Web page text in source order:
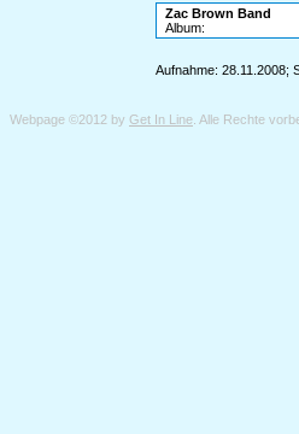
Zac Brown Band
Album:
Aufnahme: 28.11.2008;
Webpage ©2012 by Get In Line . Alle Rechte